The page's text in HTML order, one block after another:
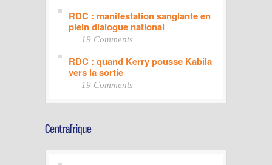
RDC : manifestation sanglante en
plein dialogue national
19 Comments
RDC : quand Kerry pousse Kabila
vers la sortie
19 Comments